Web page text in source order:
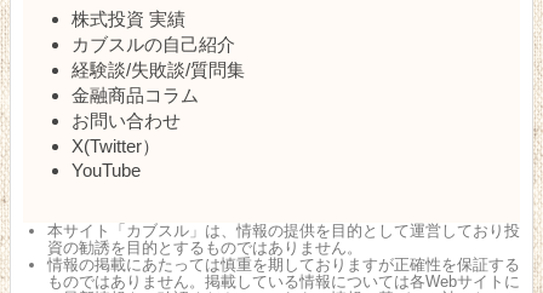
株式投資 実績
カブスルの自己紹介
経験談/失敗談/質問集
金融商品コラム
お問い合わせ
X(Twitter）
YouTube
本サイト「カブスル」は、情報の提供を目的として運営しており投
資の勧誘を目的とするものではありません。
情報の掲載にあたっては慎重を期しておりますが正確性を保証する
ものではありません。掲載している情報については各Webサイトに